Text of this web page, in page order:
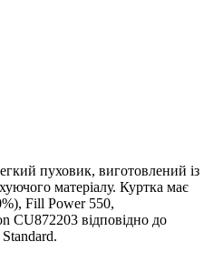
пуховик, виготовлений із
матеріалу. Куртка має
Fill Power 550,
CU872203 відповідно до